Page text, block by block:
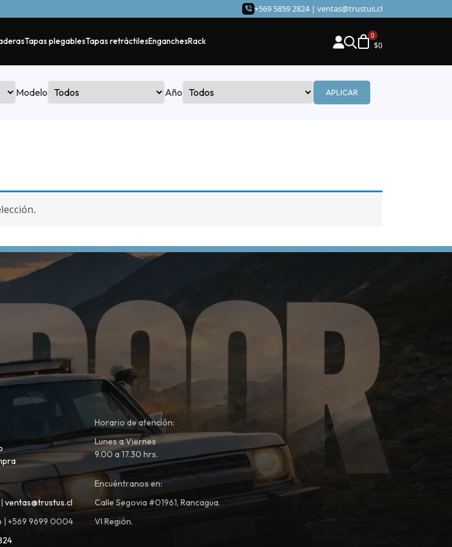
+569 5859 2824 | ventas@trustus.cl
Tapas plegablesTapas retráctilesEnganchesRack $0
Modelo Año APLICAR
Horario de atención:
Lunes a Viernes
9.00 a 17.30 hrs.
| ventas@trustus.cl
| +569 9699 0004
Encuéntranos en:
Calle Segovia #01961, Rancagua.
VI Región.